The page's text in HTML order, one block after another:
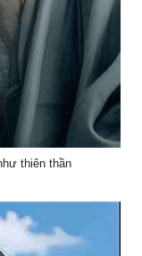
thiên thần